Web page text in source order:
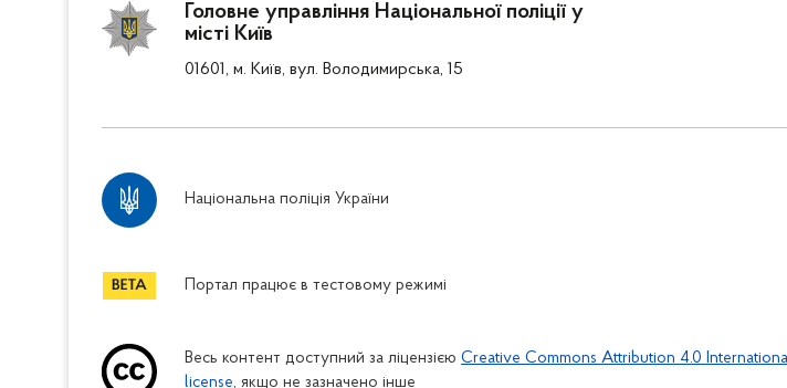
Головне управління Національної поліції у
місті Київ
01601, м. Київ, вул. Володимирська, 15
Національна поліція України
Портал працює в тестовому режимі
Весь контент доступний за ліцензією Creative Commons Attribution 4.0
license, якщо не зазначено інше